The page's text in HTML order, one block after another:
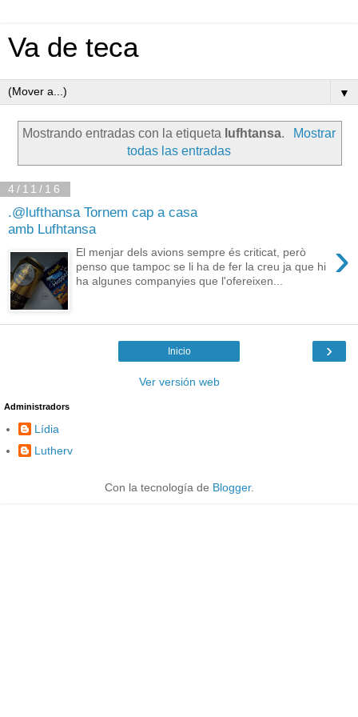
Va de teca
▼
Mostrando entradas con la etiqueta lufhtansa.
Mostrar
todas las entradas
4/11/16
.@lufthansa Tornem cap a casa
amb Lufhtansa
›
El menjar dels avions sempre és criticat, però
penso que tampoc se li ha de fer la creu ja que hi
ha algunes companyies que l'ofereixen...
›
Inicio
Ver versión web
Administradors
Lídia
Lutherv
Con la tecnología de Blogger.